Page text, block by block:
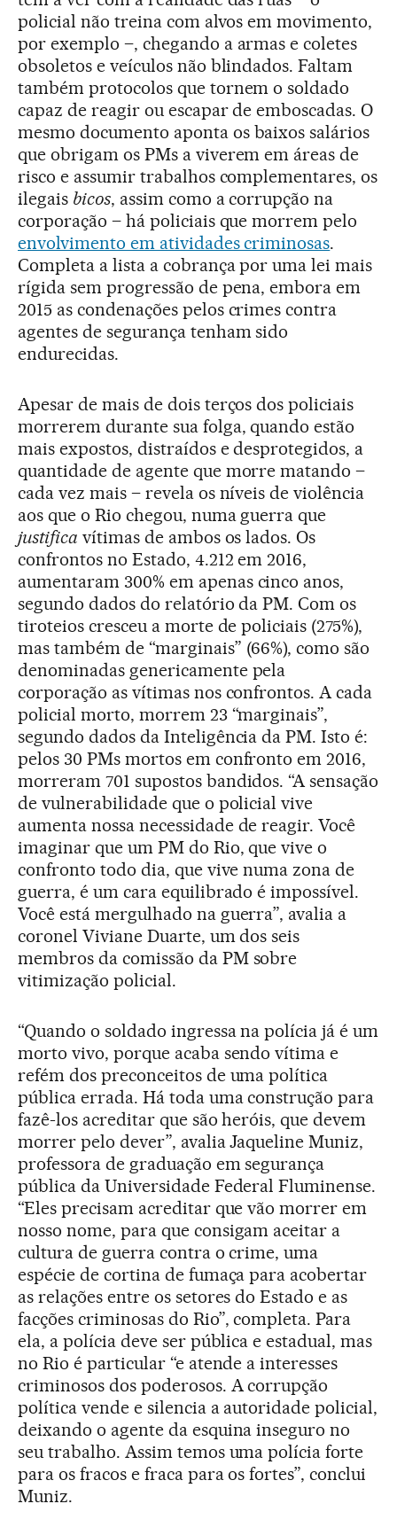
policial não treina com alvos em movimento,
por exemplo –, chegando a armas e coletes
obsoletos e veículos não blindados. Faltam
também protocolos que tornem o soldado
capaz de reagir ou escapar de emboscadas. O
mesmo documento aponta os baixos salários
que obrigam os PMs a viverem em áreas de
risco e assumir trabalhos complementares, os
ilegais bicos, assim como a corrupção na
corporação – há policiais que morrem pelo
envolvimento em atividades criminosas.
Completa a lista a cobrança por uma lei mais
rígida sem progressão de pena, embora em
2015 as condenações pelos crimes contra
agentes de segurança tenham sido
endurecidas.
Apesar de mais de dois terços dos policiais
morrerem durante sua folga, quando estão
mais expostos, distraídos e desprotegidos, a
quantidade de agente que morre matando –
cada vez mais – revela os níveis de violência
aos que o Rio chegou, numa guerra que
justifica vítimas de ambos os lados. Os
confrontos no Estado, 4.212 em 2016,
aumentaram 300% em apenas cinco anos,
segundo dados do relatório da PM. Com os
tiroteios cresceu a morte de policiais (275%),
mas também de “marginais” (66%), como são
denominadas genericamente pela
corporação as vítimas nos confrontos. A cada
policial morto, morrem 23 “marginais”,
segundo dados da Inteligência da PM. Isto é:
pelos 30 PMs mortos em confronto em 2016,
morreram 701 supostos bandidos. “A sensação
de vulnerabilidade que o policial vive
aumenta nossa necessidade de reagir. Você
imaginar que um PM do Rio, que vive o
confronto todo dia, que vive numa zona de
guerra, é um cara equilibrado é impossível.
Você está mergulhado na guerra”, avalia a
coronel Viviane Duarte, um dos seis
membros da comissão da PM sobre
vitimização policial.
“Quando o soldado ingressa na polícia já é um
morto vivo, porque acaba sendo vítima e
refém dos preconceitos de uma política
pública errada. Há toda uma construção para
fazê-los acreditar que são heróis, que devem
morrer pelo dever”, avalia Jaqueline Muniz,
professora de graduação em segurança
pública da Universidade Federal Fluminense.
“Eles precisam acreditar que vão morrer em
nosso nome, para que consigam aceitar a
cultura de guerra contra o crime, uma
espécie de cortina de fumaça para acobertar
as relações entre os setores do Estado e as
facções criminosas do Rio”, completa. Para
ela, a polícia deve ser pública e estadual, mas
no Rio é particular “e atende a interesses
criminosos dos poderosos. A corrupção
política vende e silencia a autoridade policial,
deixando o agente da esquina inseguro no
seu trabalho. Assim temos uma polícia forte
para os fracos e fraca para os fortes”, conclui
Muniz.